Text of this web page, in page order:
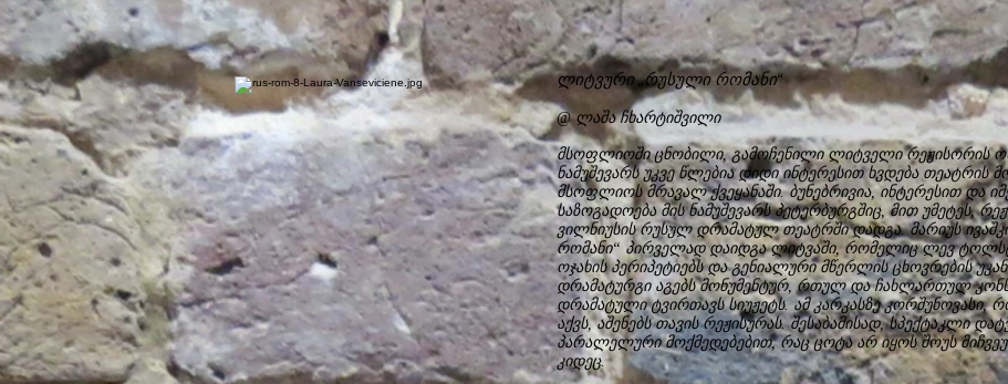
ლიტვური „რუსული რომანი“
@ ლაშა ჩხარტიშვილი
მსოფლიოში ცნობილი, გამოჩენილი ლიტველი რეჟისორის
ნამუშევარს უკვე წლებია დიდი ინტერესით ხვდება თეატრის
მსოფლიოს მრავალ ქვეყანაში. ბუნებრივია, ინტერესით და
საზოგადოება მის ნამუშევარს პეტერბურგშიც, მით უმეტეს,
ვილნიუსის რუსულ დრამატულ თეატრში დადგა. მარიუს
რომანი“ პირველად დაიდგა ლიტვაში, რომელიც ლევ
ოჯახის პერიპეტიებს და გენიალური მწერლის ცხოვრების
დრამატურგი აგებს მონუმენტურ, რთულ და ჩახლართულ
დრამატული ტვირთავს სიუჟეტს. ამ კარკასზე კორშუნოვასი,
აქვს, აშენებს თავის რეჟისურას. შესაბამისად, სპექტაკლი
პარალელური მოქმედებებით, რაც ცოტა არ იყოს შოუს
კიდეც.